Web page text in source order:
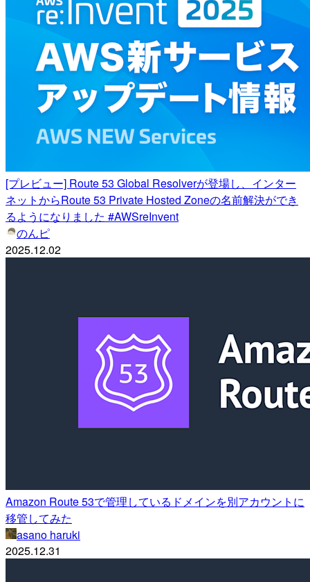
[プレビュー] Route 53 Global Resolverが登場し、インター
ネットからRoute 53 Private Hosted Zoneの名前解決ができ
るようになりました #AWSreInvent
のんピ
2025.12.02
Amazon Route 53で管理しているドメインを別アカウントに
移管してみた
asano haruki
2025.12.31